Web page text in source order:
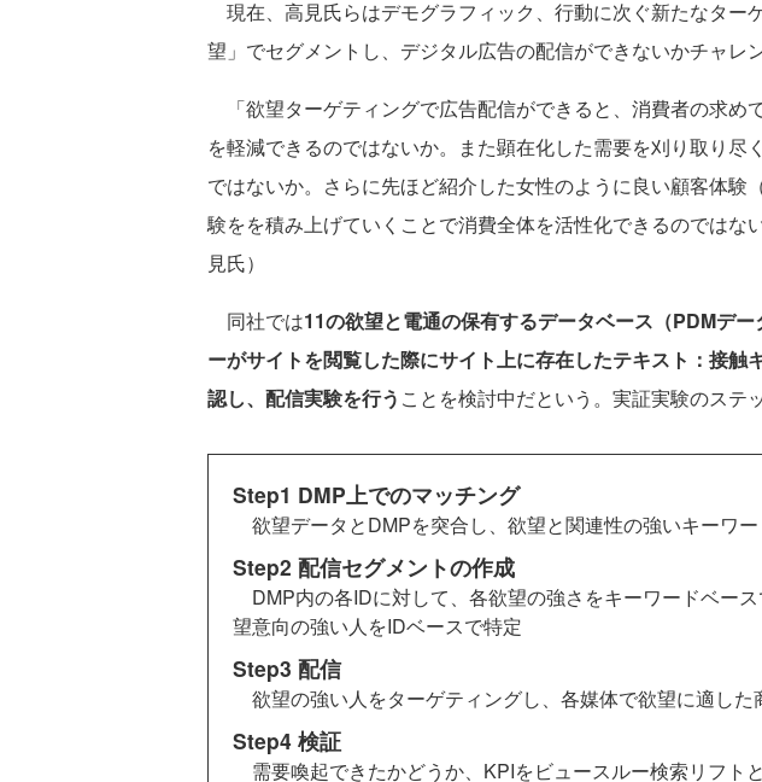
現在、高見氏らはデモグラフィック、行動に次ぐ新たなター
望」でセグメントし、デジタル広告の配信ができないかチャレ
「欲望ターゲティングで広告配信ができると、消費者の求め
を軽減できるのではないか。また顕在化した需要を刈り取り尽
ではないか。さらに先ほど紹介した女性のように良い顧客体験
験をを積み上げていくことで消費全体を活性化できるのではな
見氏）
同社では11の欲望と電通の保有するデータベース（PDMデ
ーがサイトを閲覧した際にサイト上に存在したテキスト：接触
認し、配信実験を行う ことを検討中だという。実証実験のステ
Step1 DMP上でのマッチング
欲望データとDMPを突合し、欲望と関連性の強いキーワ
Step2 配信セグメントの作成
DMP内の各IDに対して、各欲望の強さをキーワードベー
望意向の強い人をIDベースで特定
Step3 配信
欲望の強い人をターゲティングし、各媒体で欲望に適した
Step4 検証
需要喚起できたかどうか、KPIをビュースルー検索リフト